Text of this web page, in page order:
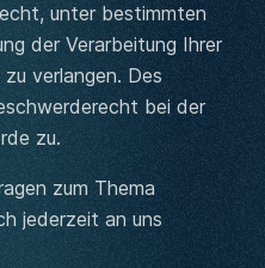
unter bestimmten
der Verarbeitung Ihrer
verlangen. Des
bei der
zu.
zum Thema
jederzeit an uns